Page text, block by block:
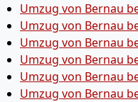
Umzug von Bernau
Umzug von Bernau
Umzug von Bernau
Umzug von Bernau
Umzug von Bernau
Umzug von Bernau